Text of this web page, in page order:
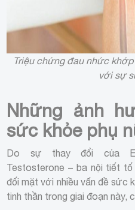
Triệu chứng đau nhức
với sự
Những ảnh
sức khỏe phụ
Do sự thay đổi của
Testosterone – ba nội tiết
đối mặt với nhiều vấn đề sức
tinh thần trong giai đoạn này,